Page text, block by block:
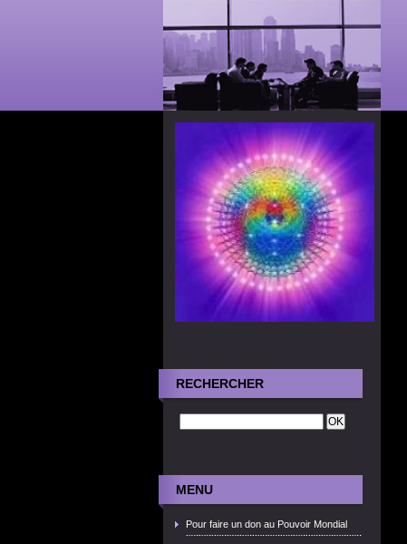
RECHERCHER
MENU
Pour faire un don au Pouvoir Mondial